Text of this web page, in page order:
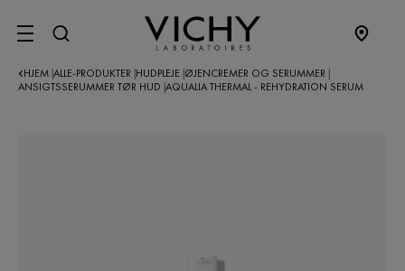
SITE MENU
HJEM ALLE-PRODUKTER HUDPLEJE ØJENCREMER OG SERUMMER
ANSIGTSSERUMMER TØR HUD AQUALIA THERMAL - REHYDRATION SERUM